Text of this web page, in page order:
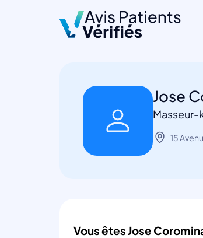
Jose
Masseur-
15
Vous êtes Jose